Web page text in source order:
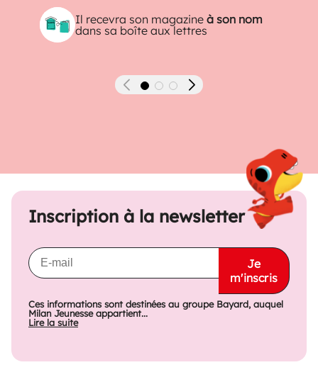
Il recevra son magazineà son nom
dans sa boîte aux lettres
Précédent Suivant
Inscription à la newsletter
Je
m'inscris
Ces informations sont destinées au groupe Bayard, auquel
Milan Jeunesse appartient...
Lire la suite